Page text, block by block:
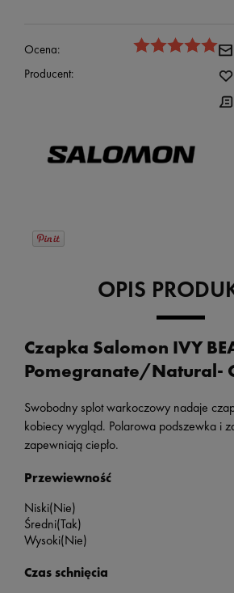
Ocena:
Producent:
OPIS
Czapka Salomon IVY
Pomegranate/Natural-
Swobodny splot warkoczowy nadaje
kobiecy wygląd. Polarowa podszewka i
zapewniają ciepło.
Przewiewność
Niski(Nie)
Średni(Tak)
Wysoki(Nie)
Czas schnięcia